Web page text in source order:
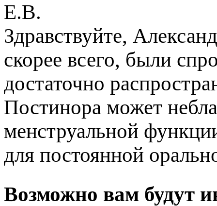
Е.В.
Здравствуйте,
скорее всего, были
достаточно
Постинора может
менструальной
для постоянной
озможно вам будут